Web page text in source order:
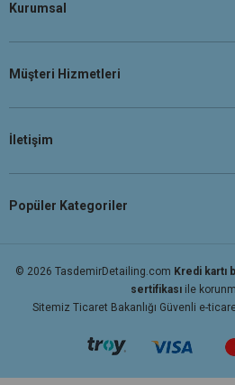
Kurumsal
Müşteri Hizmetleri
İletişim
Popüler Kategoriler
© 2026 TasdemirDetailing.com Kredi kartı
sertifikası ile
Sitemiz Ticaret Bakanlığı Güvenli e-